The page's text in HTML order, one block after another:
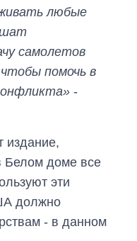
любые
самолетов
помочь в
-
издание,
Белом доме все
эти
должно
- в данном